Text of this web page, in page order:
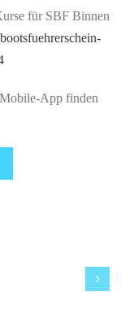
für SBF Binnen
App finden